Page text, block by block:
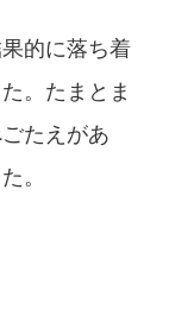
的に落ち着
。たまとま
たえがあ
。